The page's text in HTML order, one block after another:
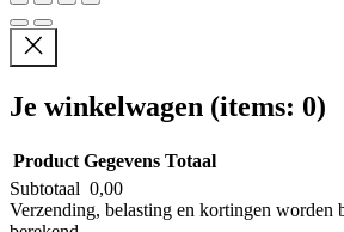
Je winkelwagen (items: 0)
Producten
Product Gegevens Totaal
Subtotaal 0,00
Verzending, belasting en kortingen worden